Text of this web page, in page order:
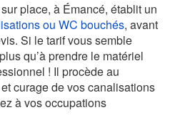
place, à Émancé, établit un
ou WC bouchés, avant
Si le tarif vous semble
qu’à prendre le matériel
! Il procède au
curage de vos canalisations
à vos occupations